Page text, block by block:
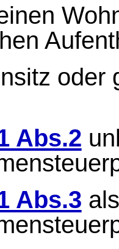
oder
Abs.2
Abs.3